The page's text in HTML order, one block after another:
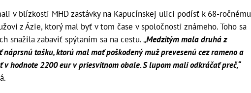
v blízkosti MHD zastávky na Kapucínskej ulici podísť k 68-ročnému
z Ázie, ktorý mal byť v tom čase v spoločnosti známeho. Toho sa
snažila zabaviť spýtaním sa na cestu. „Medzitým mala druhá z
tašku, ktorú mal mať poškodený muž prevesenú cez rameno a
v hodnote 2200 eur v priesvitnom obale. S lupom mali odkráčať preč,“